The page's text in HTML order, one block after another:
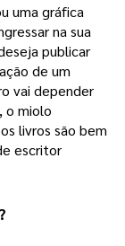
uma gráfica
na sua
publicar
de um
vai depender
o miolo
livros são bem
escritor